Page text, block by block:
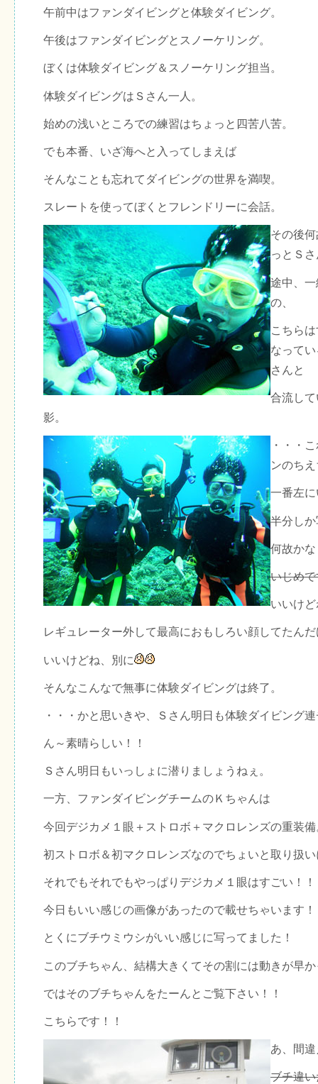
午前中はファンダイビングと体験ダイビング。
午後はファンダイビングとスノーケリング。
ぼくは体験ダイビング＆スノーケリング担当。
体験ダイビングはＳさん一人。
始めの浅いところでの練習はちょっと四苦八苦。
でも本番、いざ海へと入ってしまえば
そんなことも忘れてダイビングの世界を満喫。
スレートを使ってぼくとフレンドリーに会話。
その後
っとＳ
途中、
の、
こちら
なって
さんと
合流し
影。
・・・
ンのち
一番左
半分し
何故かな
いじめ
いいけ
レギュレーター外して最高におもしろい顔してたん
いいけどね、別に
そんなこんなで無事に体験ダイビングは終了。
・・・かと思いきや、Ｓさん明日も体験ダイビング
ん～素晴らしい！！
Ｓさん明日もいっしょに潜りましょうねぇ。
一方、ファンダイビングチームのＫちゃんは
今回デジカメ１眼＋ストロボ＋マクロレンズの重装備
初ストロボ＆初マクロレンズなのでちょいと取り扱
それでもそれでもやっぱりデジカメ１眼はすごい！！
今日もいい感じの画像があったので載せちゃいます！
とくにブチウミウシがいい感じに写ってました！
このブチちゃん、結構大きくてその割には動きが早
ではそのブチちゃんをたーんとご覧下さい！！
こちらです！！
あ、間
ブチ違い